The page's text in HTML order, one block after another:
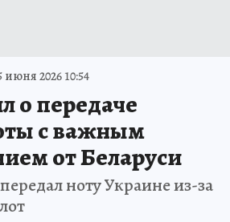
июня 2026 10:54
о передаче
с важным
от Беларуси
ноту Украине из-за